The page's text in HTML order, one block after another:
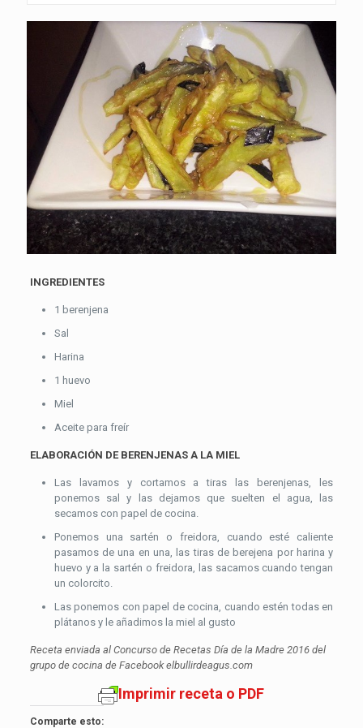
INGREDIENTES
1 berenjena
Sal
Harina
1 huevo
Miel
Aceite para freír
ELABORACIÓN DE BERENJENAS A LA MIEL
Las lavamos y cortamos a tiras las berenjenas, les
ponemos sal y las dejamos que suelten el agua, las
secamos con papel de cocina.
Ponemos una sartén o freidora, cuando esté caliente
pasamos de una en una, las tiras de berejena por harina y
huevo y a la sartén o freidora, las sacamos cuando tengan
un colorcito.
Las ponemos con papel de cocina, cuando estén todas en
plátanos y le añadimos la miel al gusto
Receta enviada al Concurso de Recetas Día de la Madre 2016 del
grupo de cocina de Facebook elbullirdeagus.com
Imprimir receta o PDF
Comparte esto: